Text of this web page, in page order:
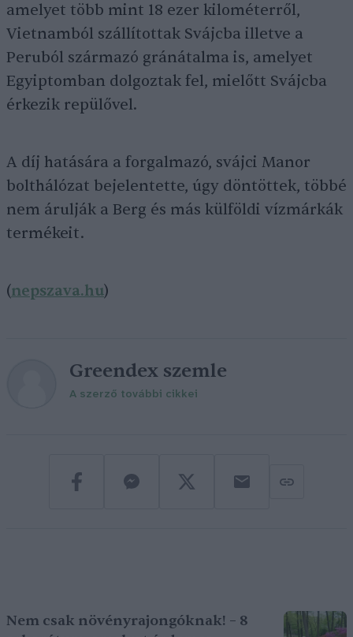
amelyet több mint 18 ezer kilométerről,
Vietnamból szállítottak Svájcba illetve a
Peruból származó gránátalma is, amelyet
Egyiptomban dolgoztak fel, mielőtt Svájcba
érkezik repülővel.
A díj hatására a forgalmazó, svájci Manor
bolthálózat bejelentette, úgy döntöttek, többé
nem árulják a Berg és más külföldi vízmárkák
termékeit.
(nepszava.hu)
Greendex szemle
A szerző további cikkei
Nem csak növényrajongóknak! – 8